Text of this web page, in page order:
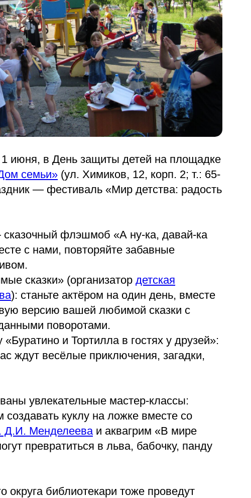
1 июня, в День защиты детей на площадке
семьи» (ул. Химиков, 12, корп. 2; т.: 65-
— фестиваль «Мир детства: радость
флэшмоб «А ну-ка, давай-ка
с нами, повторяйте забавные
сказки» (организатор детская
): станьте актёром на один день, вместе
версию вашей любимой сказки с
поворотами.
и Тортилла в гостях у друзей»:
ждут весёлые приключения, загадки,
увлекательные мастер-классы:
куклу на ложке вместе со
Д.И. Менделеева и аквагрим «В мире
превратиться в льва, бабочку, панду
округа библиотекари тоже проведут